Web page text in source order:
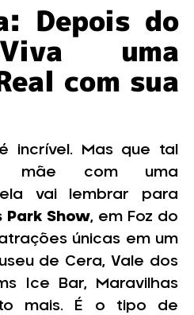
Depois do
uma
com sua
incrível. Mas que tal
mãe com uma
vai lembrar para
Park Show, em Foz do
únicas em um
de Cera, Vale dos
Ice Bar, Maravilhas
mais. É o tipo de